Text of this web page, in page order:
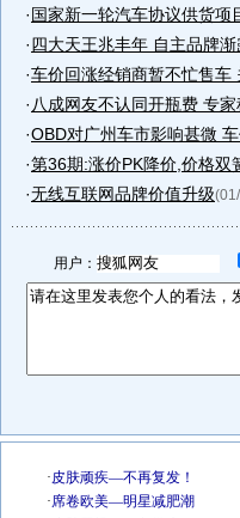
·国家新一轮汽车协议供货项
·四大天王兆丰年 自主品牌渐
·车价回涨经销商暂不忙售车
· 八成网友不认同开瓶费 专
·OBD对广州车市影响甚微
·第36期:涨价PK降价,价格双
·无线互联网品牌价值升级
用户：